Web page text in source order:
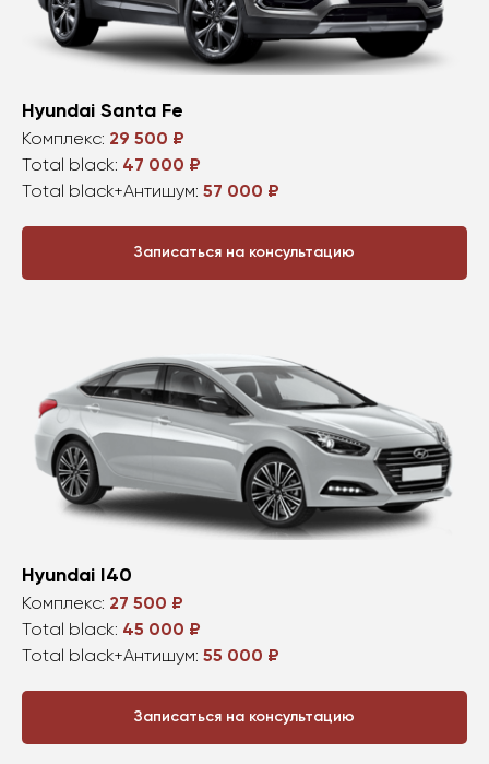
Hyundai Santa Fe
Комплекс: 29 500 ₽
Total black: 47 000 ₽
Total black+Антишум: 57 000 ₽
Записаться на консультацию
Hyundai I40
Комплекс: 27 500 ₽
Total black: 45 000 ₽
Total black+Антишум: 55 000 ₽
Записаться на консультацию